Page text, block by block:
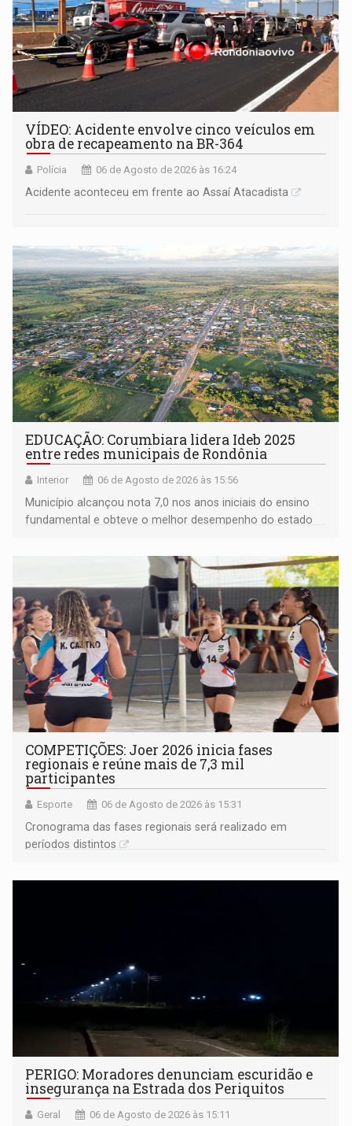
VÍDEO: Acidente envolve cinco veículos em
obra de recapeamento na BR-364
Polícia 06 de Agosto de 2026 às 16:24
Acidente aconteceu em frente ao Assaí Atacadista
EDUCAÇÃO: Corumbiara lidera Ideb 2025
entre redes municipais de Rondônia
Interior 06 de Agosto de 2026 às 15:56
Município alcançou nota 7,0 nos anos iniciais do ensino
fundamental e obteve o melhor desempenho do estado
COMPETIÇÕES: Joer 2026 inicia fases
regionais e reúne mais de 7,3 mil
participantes
Esporte 06 de Agosto de 2026 às 15:31
Cronograma das fases regionais será realizado em
períodos distintos
PERIGO: Moradores denunciam escuridão e
insegurança na Estrada dos Periquitos
Geral 06 de Agosto de 2026 às 15:11